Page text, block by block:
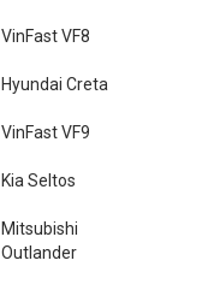
VinFast VF8
Hyundai Creta
VinFast VF9
Kia Seltos
Mitsubishi
Outlander